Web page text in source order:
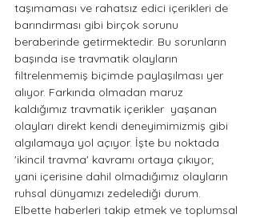
taşımaması ve rahatsız edici içerikleri de
barındırması gibi birçok sorunu
beraberinde getirmektedir. Bu sorunların
başında ise travmatik olayların
filtrelenmemiş biçimde paylaşılması yer
alıyor. Farkında olmadan maruz
kaldığımız travmatik içerikler  yaşanan
olayları direkt kendi deneyimimizmiş gibi
algılamaya yol açıyor. İşte bu noktada
'ikincil travma' kavramı ortaya çıkıyor;
yani içerisine dahil olmadığımız olayların
ruhsal dünyamızı zedelediği durum.
Elbette haberleri takip etmek ve toplumsal